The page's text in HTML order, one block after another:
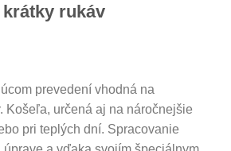
rukáv
prevedení vhodná na
Košeľa, určená aj na náročnejšie
pri teplých dní. Spracovanie